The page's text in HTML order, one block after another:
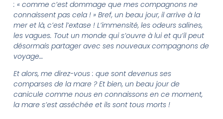
: « comme c’est dommage que mes compagnons ne
connaissent pas cela ! » Bref, un beau jour, il arrive à la
mer et là, c’est l’extase ! L’immensité, les odeurs salines,
les vagues. Tout un monde qui s’ouvre à lui et qu’il peut
désormais partager avec ses nouveaux compagnons de
voyage…
Et alors, me direz-vous : que sont devenus ses
comparses de la mare ? Et bien, un beau jour de
canicule comme nous en connaissons en ce moment,
la mare s’est asséchée et ils sont tous morts !